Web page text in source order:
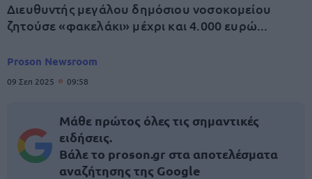
Διευθυντής μεγάλου δημόσιου νοσοκομείου
ζητούσε «φακελάκι» μέχρι και 4.000 ευρώ...
Proson Newsroom
09 Σεπ 2025 09:58
Μάθε πρώτος όλες τις σημαντικές
ειδήσεις.
Βάλε το proson.gr στα αποτελέσματα
αναζήτησης της Google